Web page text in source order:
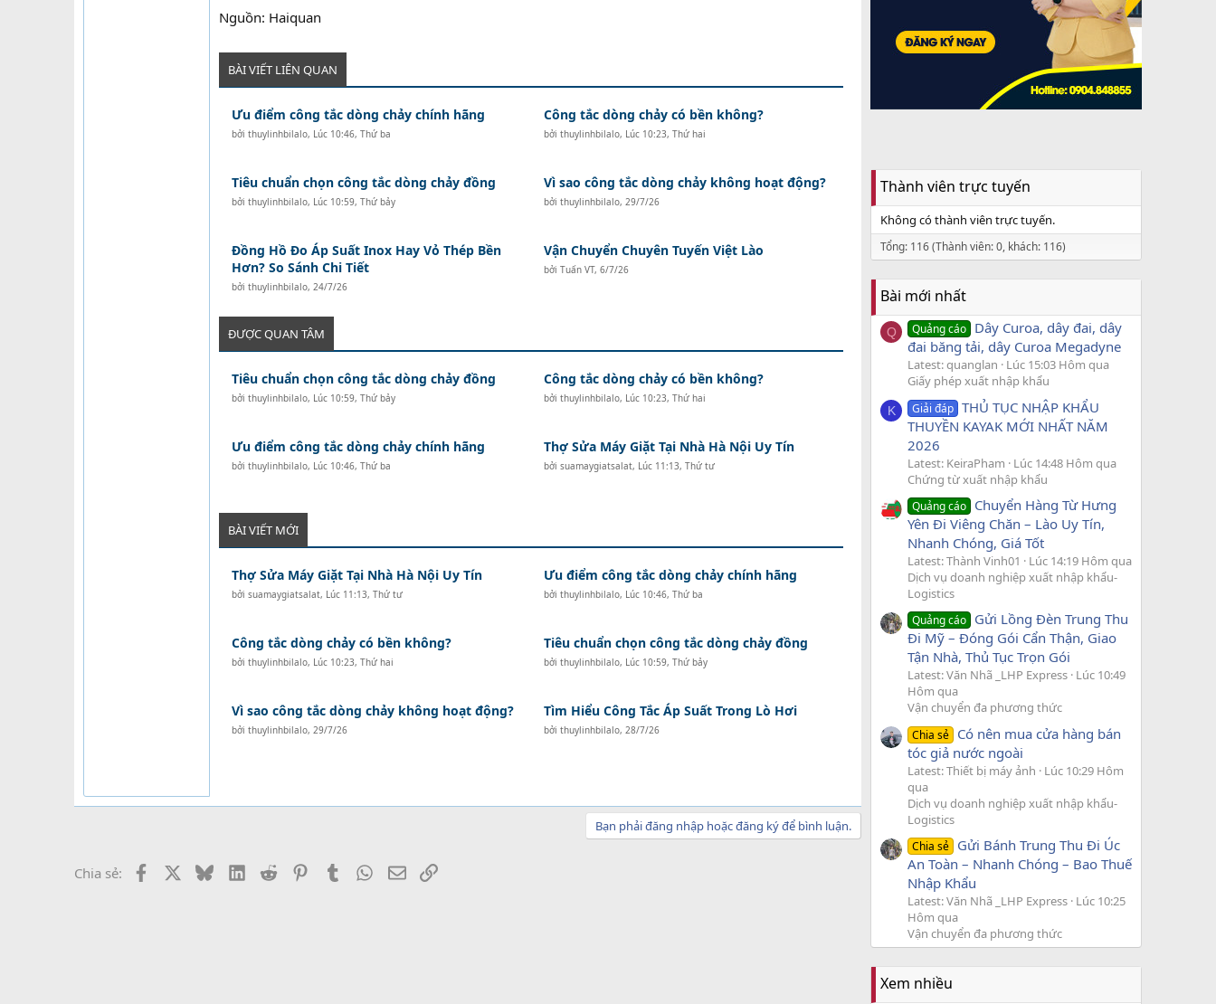
Nguồn: Haiquan
BÀI VIẾT LIÊN QUAN
Ưu điểm công tắc dòng chảy chính hãng
bởi thuylinhbilalo, Lúc 10:46, Thứ ba
Công tắc dòng chảy có bền không?
bởi thuylinhbilalo, Lúc 10:23, Thứ hai
Tiêu chuẩn chọn công tắc dòng chảy đồng
bởi thuylinhbilalo, Lúc 10:59, Thứ bảy
Vì sao công tắc dòng chảy không hoạt động?
bởi thuylinhbilalo, 29/7/26
Đồng Hồ Đo Áp Suất Inox Hay Vỏ Thép Bền
Hơn? So Sánh Chi Tiết
bởi thuylinhbilalo, 24/7/26
Vận Chuyển Chuyên Tuyến Việt Lào
bởi Tuấn VT, 6/7/26
ĐƯỢC QUAN TÂM
Tiêu chuẩn chọn công tắc dòng chảy đồng
bởi thuylinhbilalo, Lúc 10:59, Thứ bảy
Công tắc dòng chảy có bền không?
bởi thuylinhbilalo, Lúc 10:23, Thứ hai
Ưu điểm công tắc dòng chảy chính hãng
bởi thuylinhbilalo, Lúc 10:46, Thứ ba
Thợ Sửa Máy Giặt Tại Nhà Hà Nội Uy Tín
bởi suamaygiatsalat, Lúc 11:13, Thứ tư
BÀI VIẾT MỚI
Thợ Sửa Máy Giặt Tại Nhà Hà Nội Uy Tín
bởi suamaygiatsalat, Lúc 11:13, Thứ tư
Ưu điểm công tắc dòng chảy chính hãng
bởi thuylinhbilalo, Lúc 10:46, Thứ ba
Công tắc dòng chảy có bền không?
bởi thuylinhbilalo, Lúc 10:23, Thứ hai
Tiêu chuẩn chọn công tắc dòng chảy đồng
bởi thuylinhbilalo, Lúc 10:59, Thứ bảy
Vì sao công tắc dòng chảy không hoạt động?
bởi thuylinhbilalo, 29/7/26
Tìm Hiểu Công Tắc Áp Suất Trong Lò Hơi
bởi thuylinhbilalo, 28/7/26
Bạn phải đăng nhập hoặc đăng ký để bình luận.
Chia sẻ: Facebook BlueskyLinkedIn
Reddit PinterestTumblr WhatsApp
EmailLink
Thành viên trực tuyến
Không có thành viên trực tuyến.
Tổng: 116 (Thành viên: 0, khách: 116)
Bài mới nhất
Q Quảng cáo Dây Curoa, dây đai, dây
đai băng tải, dây Curoa Megadyne
Latest: quanglan
Lúc 15:03 Hôm qua
Giấy phép xuất nhập khẩu
K Giải đáp THỦ TỤC NHẬP KHẨU
THUYỀN KAYAK MỚI NHẤT NĂM
2026
Latest: KeiraPham
Lúc 14:48 Hôm qua
Chứng từ xuất nhập khẩu
Quảng cáo Chuyển Hàng Từ Hưng
Yên Đi Viêng Chăn – Lào Uy Tín,
Nhanh Chóng, Giá Tốt
Latest: Thành Vinh01
Lúc 14:19 Hôm qua
Dịch vụ doanh nghiệp xuất nhập khẩu-
Logistics
Quảng cáo Gửi Lồng Đèn Trung Thu
Đi Mỹ – Đóng Gói Cẩn Thận, Giao
Tận Nhà, Thủ Tục Trọn Gói
Latest: Văn Nhã _LHP Express Lúc 10:49
Hôm qua
Vận chuyển đa phương thức
Chia sẻ Có nên mua cửa hàng bán
tóc giả nước ngoài
Latest: Thiết bị máy ảnh
Lúc 10:29 Hôm
qua
Dịch vụ doanh nghiệp xuất nhập khẩu-
Logistics
Chia sẻ Gửi Bánh Trung Thu Đi Úc
An Toàn – Nhanh Chóng – Bao Thuế
Nhập Khẩu
Latest: Văn Nhã _LHP Express Lúc 10:25
Hôm qua
Vận chuyển đa phương thức
Xem nhiều